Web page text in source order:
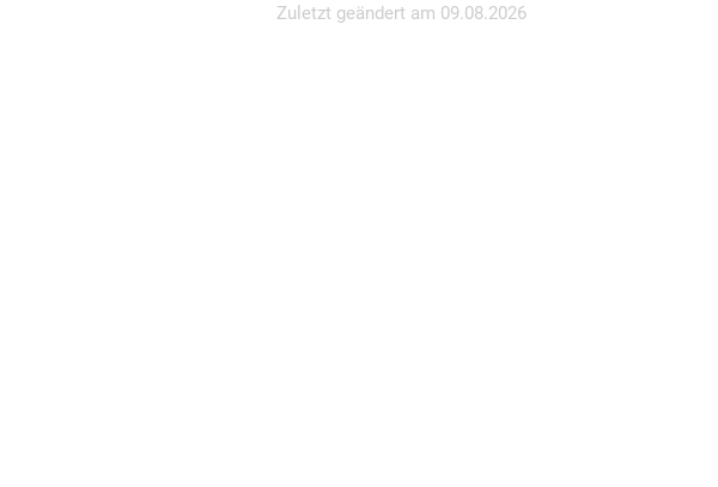
Zuletzt geändert am 09.08.2026